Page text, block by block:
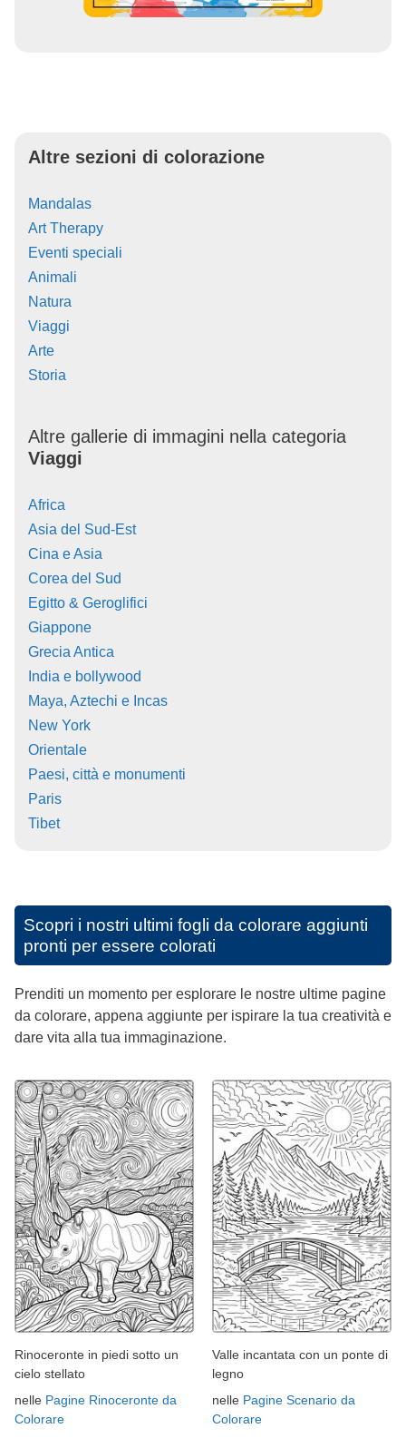
Altre sezioni di colorazione
Mandalas
Art Therapy
Eventi speciali
Animali
Natura
Viaggi
Arte
Storia
Altre gallerie di immagini nella categoria
Viaggi
Africa
Asia del Sud-Est
Cina e Asia
Corea del Sud
Egitto & Geroglifici
Giappone
Grecia Antica
India e bollywood
Maya, Aztechi e Incas
New York
Orientale
Paesi, città e monumenti
Paris
Tibet
Scopri i nostri ultimi fogli da colorare aggiunti
pronti per essere colorati
Prenditi un momento per esplorare le nostre ultime pagine
da colorare, appena aggiunte per ispirare la tua creatività e
dare vita alla tua immaginazione.
Rinoceronte in piedi sotto un
cielo stellato
nelle Pagine Rinoceronte da
Colorare
Valle incantata con un ponte di
legno
nelle Pagine Scenario da
Colorare